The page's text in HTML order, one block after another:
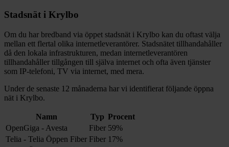
Stadsnät i Krylbo
Om du har bredband via öppet stadsnät i Krylbo kan du oftast välja
mellan ett flertal olika internetleverantörer. Stadsnätet tillhandahåller
då den lokala infrastrukturen, medan internetleverantören
tillhandahåller tillgången till själva internet och ofta även tjänster
som IP-telefoni, TV via internet, med mera.
Under de senaste 12 månaderna har vi identifierat följande öppna
nät i Krylbo.
Namn Typ Procent
OpenGiga - Avesta
Fiber 59%
Telia - Telia Öppen Fiber Fiber 17%